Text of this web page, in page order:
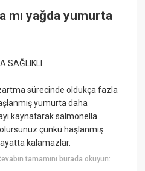
mı yağda yumurta
SAĞLIKLI
sürecinde oldukça fazla
yumurta daha
kaynatarak salmonella
çünkü haşlanmış
kalamazlar.
tamamını burada okuyun: